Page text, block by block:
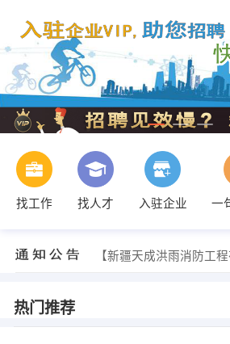
找工作 找人才 入驻企业 一
【新疆天成洪雨消防工
热门推荐